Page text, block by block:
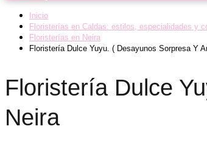
Inicio
Floristerías en Caldas: estilos, especialidades y
Floristerías en Neira
Floristería Dulce Yuyu. ( Desayunos Sorpresa Y
Floristería Dulce
Neira